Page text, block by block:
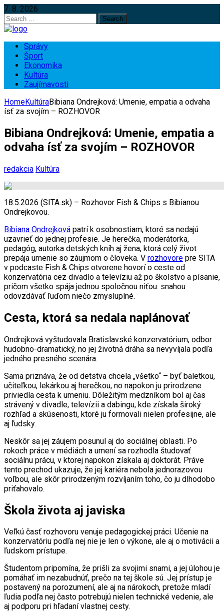
7. 8. 2026
Search
for:
Správy
Šport
Ekonomika
Kultúra
Zaujímavosti
HomeKultúraBibiana Ondrejková: Umenie, empatia a odvaha
ísť za svojím – ROZHOVOR
Bibiana Ondrejková: Umenie, empatia a
odvaha ísť za svojím – ROZHOVOR
redakcia Kultúra
18.5.2026 (SITA.sk) – Rozhovor Fish & Chips s Bibianou
Ondrejkovou.
Bibiana Ondrejková patrí k osobnostiam, ktoré sa nedajú
uzavrieť do jednej profesie. Je herečka, moderátorka,
pedagóg, autorka detských kníh aj žena, ktorá celý život
prepája umenie so záujmom o človeka. V rozhovore pre SITA
v podcaste Fish & Chips otvorene hovorí o ceste od
konzervatória cez divadlo a televíziu až po školstvo a písanie,
pričom všetko spája jednou spoločnou niťou: snahou
odovzdávať ľuďom niečo zmysluplné.
Cesta, ktorá sa nedala naplánovať
Ondrejková vyštudovala Bratislavské konzervatórium, odbor
hudobno-dramatický, no jej životná dráha sa nevyvíjala podľa
jedného presného scenára.
Sama priznáva, že od detstva chcela „všetko“ – byť baletkou,
učiteľkou, lekárkou aj herečkou, no napokon ju prirodzene
priviedla cesta k umeniu. Dôležitým medzníkom bol aj čas
strávený v divadle, televízii a dabingu, kde získala široký
rozhľad a skúsenosti, ktoré ju formovali nielen profesijne, ale
aj ľudsky.
Neskôr sa jej záujem posunul aj do sociálnej oblasti. Po
rokoch práce v médiách a umení sa rozhodla študovať
sociálnu prácu, v ktorej napokon získala aj doktorát. Práve
tento prechod ukazuje, že jej kariéra nebola jednorazovou
voľbou, ale skôr prirodzeným rozvíjaním toho, čo ju dlhodobo
priťahovalo.
Škola života aj javiska
Veľkú časť rozhovoru venuje pedagogickej práci. Učenie na
konzervatóriu podľa nej nie je len o výkone, ale aj o motivácii a
ľudskom prístupe.
Študentom pripomína, že prišli za svojimi snami, a jej úlohou je
pomáhať im nezabudnúť, prečo na tej škole sú. Jej prístup je
postavený na porozumení, ale aj na nárokoch, pretože mladí
ľudia podľa nej často potrebujú nielen technické vedenie, ale
aj podporu pri hľadaní vlastnej cesty.